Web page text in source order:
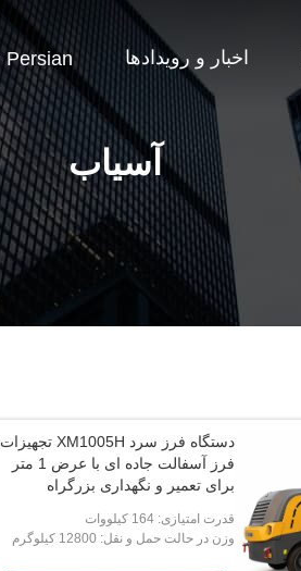
اخبار و رویدادها Persian
آسیاب
دستگاه فرز سرد XM1005H تجهیزات
فرز آسفالت جاده ای با عرض 1 متر
برای تعمیر و نگهداری بزرگراه
قدرت امتیازی: 164 کیلووات
وزن در حالت حمل و نقل: 12800 کیلوگرم